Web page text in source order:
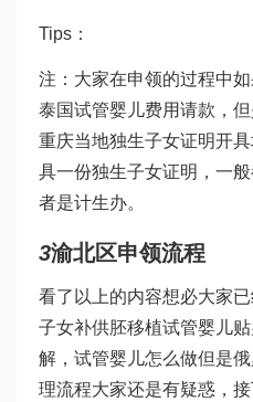
Tips：
注：大家在申领的过程中
泰国试管婴儿费用请款，
重庆当地独生子女证明开
具一份独生子女证明，一
者是计生办。
3渝北区申领流程
看了以上的内容想必大家
子女补供胚移植试管婴儿
解， 试管婴儿怎么做但是
理流程大家还是有疑惑，